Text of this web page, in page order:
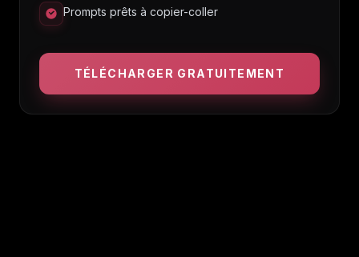
Prompts prêts à copier-coller
TÉLÉCHARGER GRATUITEMENT